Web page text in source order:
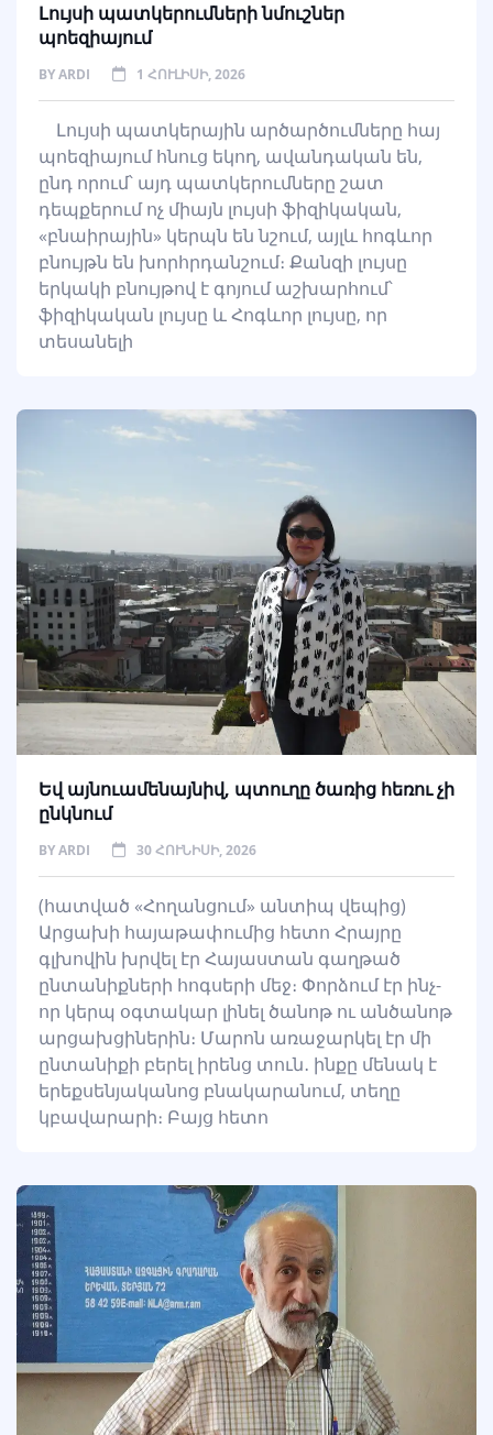
Լույսի պատկերումների նմուշներ
պոեզիայում
BYARDI 1 ՀՈՒԼԻՍԻ, 2026
Լույսի պատկերային արծարծումները հայ
պոեզիայում հնուց եկող, ավանդական են,
ընդ որում՝ այդ պատկերումները շատ
դեպքերում ոչ միայն լույսի ֆիզիկական,
«բնաիրային» կերպն են նշում, այլև հոգևոր
բնույթն են խորհրդանշում։ Քանզի լույսը
երկակի բնույթով է գոյում աշխարհում՝
ֆիզիկական լույսը և Հոգևոր լույսը, որ
տեսանելի
Եվ այնուամենայնիվ, պտուղը ծառից հեռու չի
ընկնում
BYARDI 30 ՀՈՒՆԻՍԻ, 2026
(հատված «Հողանցում» անտիպ վեպից)
Արցախի հայաթափումից հետո Հրայրը
գլխովին խրվել էր Հայաստան գաղթած
ընտանիքների հոգսերի մեջ։ Փորձում էր ինչ-
որ կերպ օգտակար լինել ծանոթ ու անծանոթ
արցախցիներին։ Մարոն առաջարկել էր մի
ընտանիքի բերել իրենց տուն․ ինքը մենակ է
երեքսենյականոց բնակարանում, տեղը
կբավարարի։ Բայց հետո